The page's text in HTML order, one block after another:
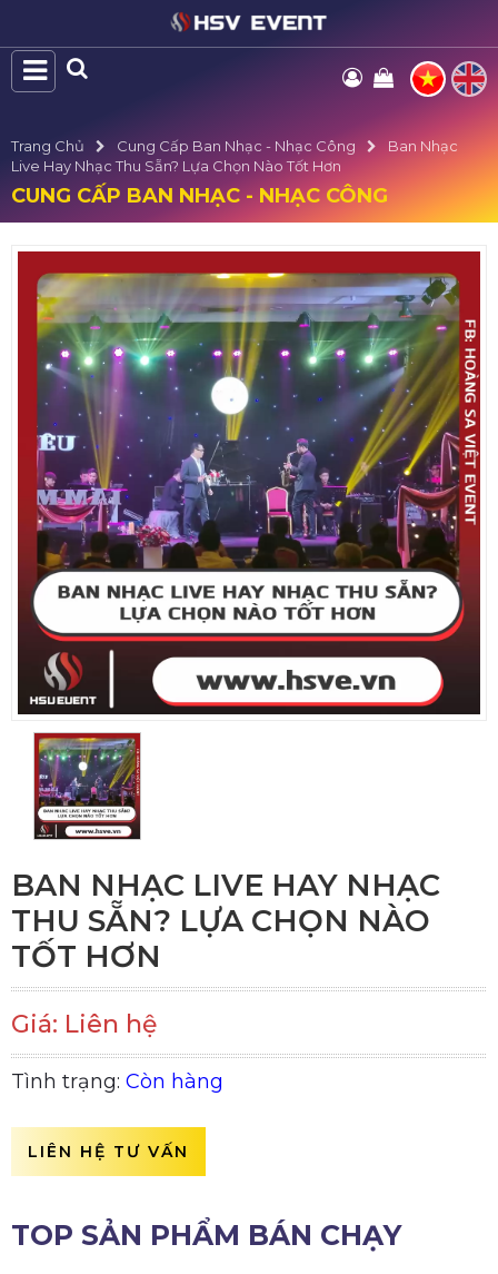
Trang Chủ Cung Cấp Ban Nhạc - Nhạc Công
Ban Nhạc
Live Hay Nhạc Thu Sẵn? Lựa Chọn Nào Tốt Hơn
CUNG CẤP BAN NHẠC - NHẠC CÔNG
BAN NHẠC LIVE HAY NHẠC
THU SẴN? LỰA CHỌN NÀO
TỐT HƠN
Giá: Liên hệ
Tình trạng: Còn hàng
LIÊN HỆ TƯ VẤN
TOP SẢN PHẨM BÁN CHẠY